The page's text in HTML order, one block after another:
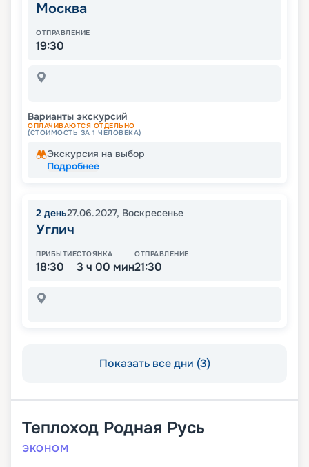
Москва
ОТПРАВЛЕНИЕ
19:30
Варианты экскурсий
ОПЛАЧИВАЮТСЯ ОТДЕЛЬНО
(СТОИМОСТЬ ЗА 1 ЧЕЛОВЕКА)
Экскурсия на выбор
Подробнее
2 день27.06.2027, Воскресенье
Углич
ПРИБЫТИЕ
18:30
СТОЯНКА
3 ч 00 мин
ОТПРАВЛЕНИЕ
21:30
Показать все дни (3)
Теплоход Родная Русь
ЭКОНОМ